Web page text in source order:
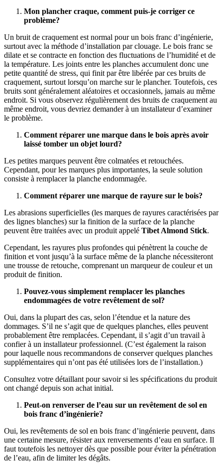
Mon plancher craque, comment puis-je corriger ce
problème?
Un bruit de craquement est normal pour un bois franc d’ingénierie,
surtout avec la méthode d’installation par clouage. Le bois franc se
dilate et se contracte en fonction des fluctuations de l’humidité et de
la température. Les joints entre les planches accumulent donc une
petite quantité de stress, qui finit par être libérée par ces bruits de
craquement, surtout lorsqu’on marche sur le plancher. Toutefois, ces
bruits sont généralement aléatoires et occasionnels, jamais au même
endroit. Si vous observez régulièrement des bruits de craquement au
même endroit, vous devriez demander à un installateur d’examiner
le problème.
Comment réparer une marque dans le bois après avoir
laissé tomber un objet lourd?
Les petites marques peuvent être colmatées et retouchées.
Cependant, pour les marques plus importantes, la seule solution
consiste à remplacer la planche endommagée.
Comment réparer une marque de rayure sur le bois?
Les abrasions superficielles (les marques de rayures caractérisées par
des lignes blanches) sur la finition de la surface de la planche
peuvent être traitées avec un produit appelé Tibet Almond Stick.
Cependant, les rayures plus profondes qui pénètrent la couche de
finition et vont jusqu’à la surface même de la planche nécessiteront
une trousse de retouche, comprenant un marqueur de couleur et un
produit de finition.
Pouvez-vous simplement remplacer les planches
endommagées de votre revêtement de sol?
Oui, dans la plupart des cas, selon l’étendue et la nature des
dommages. S’il ne s’agit que de quelques planches, elles peuvent
probablement être remplacées. Cependant, il s’agit d’un travail à
confier à un installateur professionnel. (C’est également la raison
pour laquelle nous recommandons de conserver quelques planches
supplémentaires qui n’ont pas été utilisées lors de l’installation.)
Consultez votre détaillant pour savoir si les spécifications du produit
ont changé depuis son achat initial.
Peut-on renverser de l’eau sur un revêtement de sol en
bois franc d’ingénierie?
Oui, les revêtements de sol en bois franc d’ingénierie peuvent, dans
une certaine mesure, résister aux renversements d’eau en surface. Il
faut toutefois les nettoyer dès que possible pour éviter la pénétration
de l’eau, afin de limiter les dégâts.